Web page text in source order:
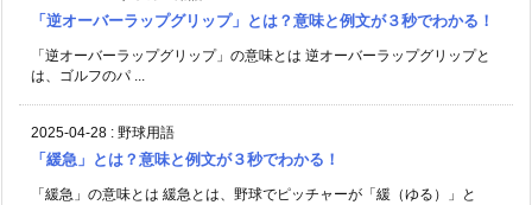
「逆オーバーラップグリップ」とは？意味と例文が３秒でわかる！
「逆オーバーラップグリップ」の意味とは 逆オーバーラップグリップと
は、ゴルフのパ ...
2025-04-28 : 野球用語
「緩急」とは？意味と例文が３秒でわかる！
「緩急」の意味とは 緩急とは、野球でピッチャーが「緩（ゆる）」と